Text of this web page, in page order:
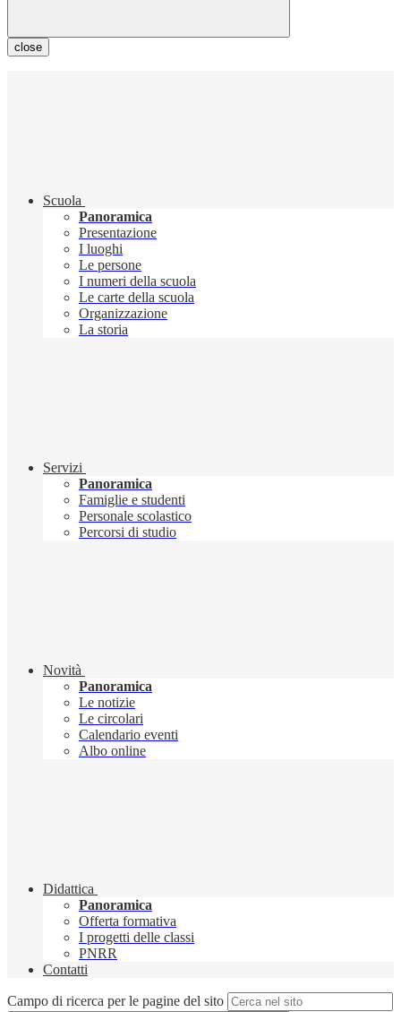
close
Scuola
Panoramica
Presentazione
I luoghi
Le persone
I numeri della scuola
Le carte della scuola
Organizzazione
La storia
Servizi
Panoramica
Famiglie e studenti
Personale scolastico
Percorsi di studio
Novità
Panoramica
Le notizie
Le circolari
Calendario eventi
Albo online
Didattica
Panoramica
Offerta formativa
I progetti delle classi
PNRR
Contatti
Campo di ricerca per le pagine del sito